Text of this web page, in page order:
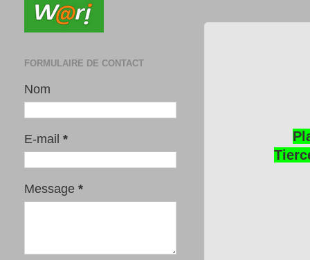
FORMULAIRE DE CONTACT
Nom
E-mail *
Message *